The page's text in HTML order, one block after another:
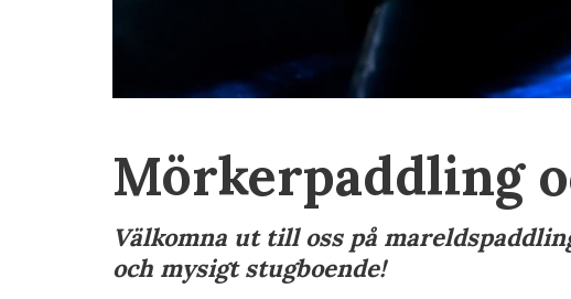
Mörkerpaddling
Välkomna ut till oss på
och mysigt stugboende!